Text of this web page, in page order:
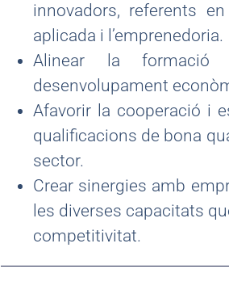
innovadors, referents
aplicada i l’emprenedoria.
Alinear la formació
desenvolupament
Afavorir la cooperació i
qualificacions de bona
sector.
Crear sinergies amb
les diverses capacitats
competitivitat.